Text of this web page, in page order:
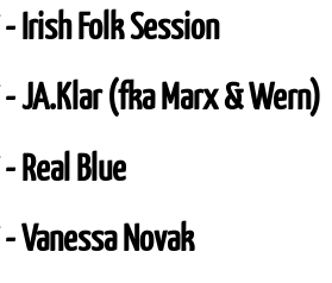
Irish Folk Session
JA.Klar (fka Marx & Wern)
Real Blue
Vanessa Novak